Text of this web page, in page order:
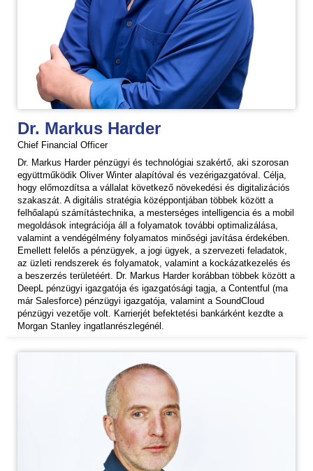
Dr. Markus Harder
Chief Financial Officer
Dr. Markus Harder pénzügyi és technológiai szakértő, aki szorosan
együttműködik Oliver Winter alapítóval és vezérigazgatóval. Célja,
hogy előmozdítsa a vállalat következő növekedési és digitalizációs
szakaszát. A digitális stratégia középpontjában többek között a
felhőalapú számítástechnika, a mesterséges intelligencia és a mobil
megoldások integrációja áll a folyamatok további optimalizálása,
valamint a vendégélmény folyamatos minőségi javítása érdekében.
Emellett felelős a pénzügyek, a jogi ügyek, a szervezeti feladatok,
az üzleti rendszerek és folyamatok, valamint a kockázatkezelés és
a beszerzés területéért. Dr. Markus Harder korábban többek között a
DeepL pénzügyi igazgatója és igazgatósági tagja, a Contentful (ma
már Salesforce) pénzügyi igazgatója, valamint a SoundCloud
pénzügyi vezetője volt. Karrierjét befektetési bankárként kezdte a
Morgan Stanley ingatlanrészlegénél.